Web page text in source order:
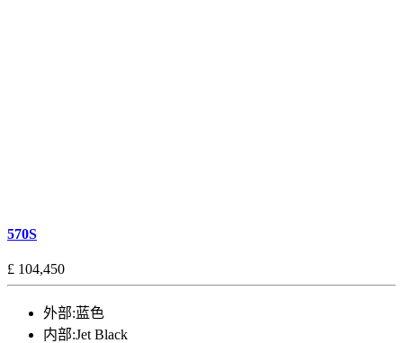
570S
£ 104,450
外部:蓝色
内部:Jet Black